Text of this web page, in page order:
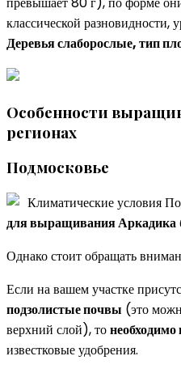
классической разновидности,
Деревья слаборослые, тип
Особенности
регионах
Подмосковье
Климатические условия
для выращивания Аркадика
Однако стоит обращать
Если на вашем участке
подзолистые почвы (это
верхний слой), то
известковые удобрения.